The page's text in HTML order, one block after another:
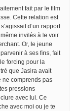
fait par le film
Cette relation est
d’un rapport
invités à le voir
Or, le jeune
à ses fins, fait
forcing pour la
que Jasira avait
ne comprends pas
pressions
avec lui. Ce
avec moi ou je te